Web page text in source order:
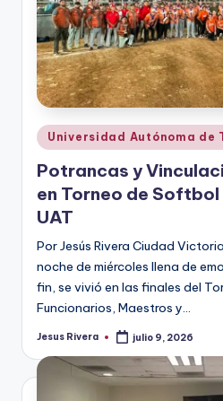
s
Publicado
en
Universidad Autónoma de
Potrancas y
en Torneo de
UAT
Por Jesús Rivera Ciudad
noche de miércoles llena de
fin, se vivió en las finales del
Funcionarios, Maestros y…
Publicado
Jesus Rivera julio 9, 2026